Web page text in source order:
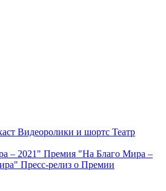
Видеоролики и шортс Театр
– 2021" Премия "На Благо Мира –
Пресс-релиз о Премии